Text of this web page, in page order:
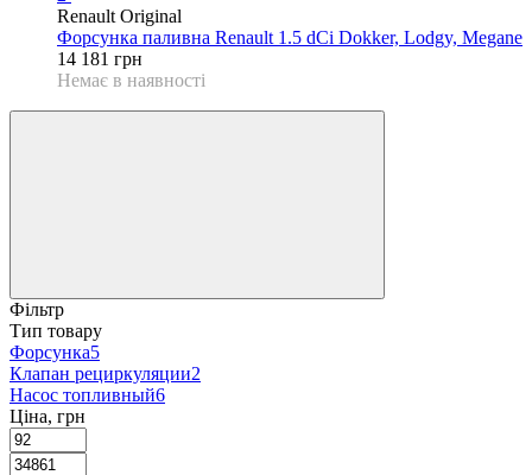
Renault Original
Форсунка паливна Renault 1.5 dCi Dokker, Lodgy, Megane
14 181 грн
Немає в наявності
Фільтр
Тип товару
Форсунка5
Клапан рециркуляции2
Насос топливный6
Ціна, грн